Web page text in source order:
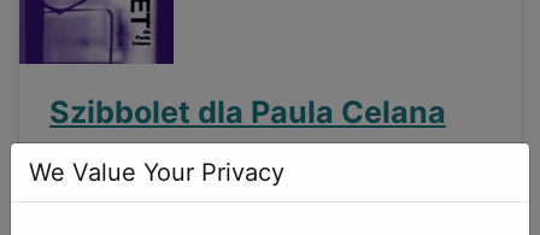
Szibbolet dla Paula Celana
Opublikowano: 01 kwiecień 2013
We Value Your Privacy